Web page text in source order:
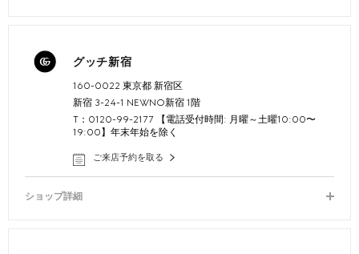
グッチ新宿
160-0022 東京都 新宿区
新宿 3-24-1 NEWNO新宿 1階
T：0120-99-2177 【電話受付時間: 月曜～土曜10:00〜
19:00】年末年始を除く
ご来店予約を取る
ショップ詳細